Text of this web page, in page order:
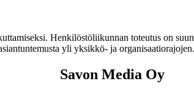
Henkilöstöliikunnan toteutus on
yli yksikkö- ja
Savon Media Oy